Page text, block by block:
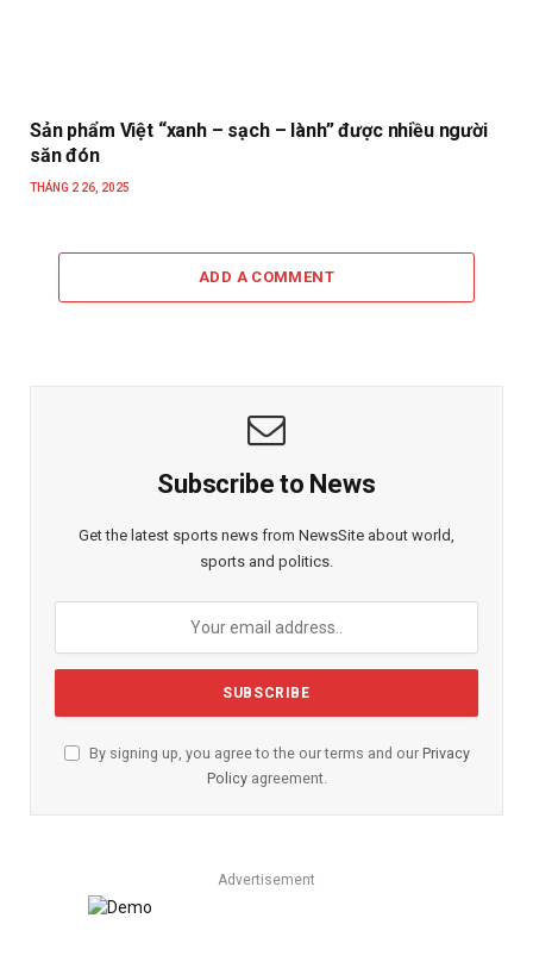
Sản phẩm Việt “xanh – sạch – lành” được nhiều người
săn đón
THÁNG 2 26, 2025
ADD A COMMENT
Subscribe to News
Get the latest sports news from NewsSite about world,
sports and politics.
By signing up, you agree to the our terms and our Privacy
Policyagreement.
Advertisement